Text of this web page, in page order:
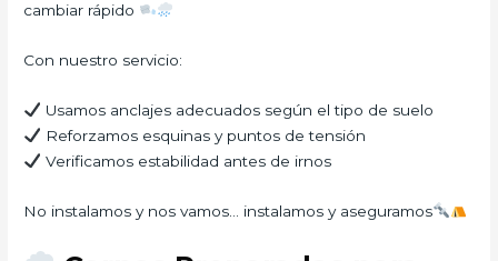
cambiar rápido
Con nuestro servicio:
Usamos anclajes adecuados según el tipo de suelo
Reforzamos esquinas y puntos de tensión
Verificamos estabilidad antes de irnos
No instalamos y nos vamos… instalamos y aseguramos